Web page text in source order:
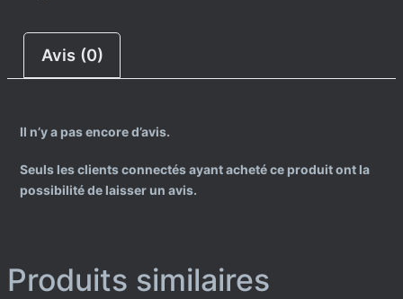
Avis (0)
Il n’y a pas encore d’avis.
Seuls les clients connectés ayant acheté ce produit ont la
possibilité de laisser un avis.
Produits similaires